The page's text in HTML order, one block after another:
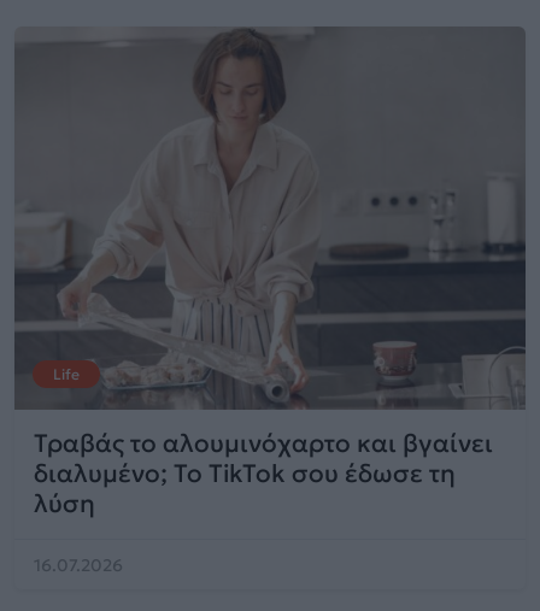
Life
Τραβάς το αλουμινόχαρτο και βγαίνει
διαλυμένο; Το TikTok σου έδωσε τη
λύση
16.07.2026